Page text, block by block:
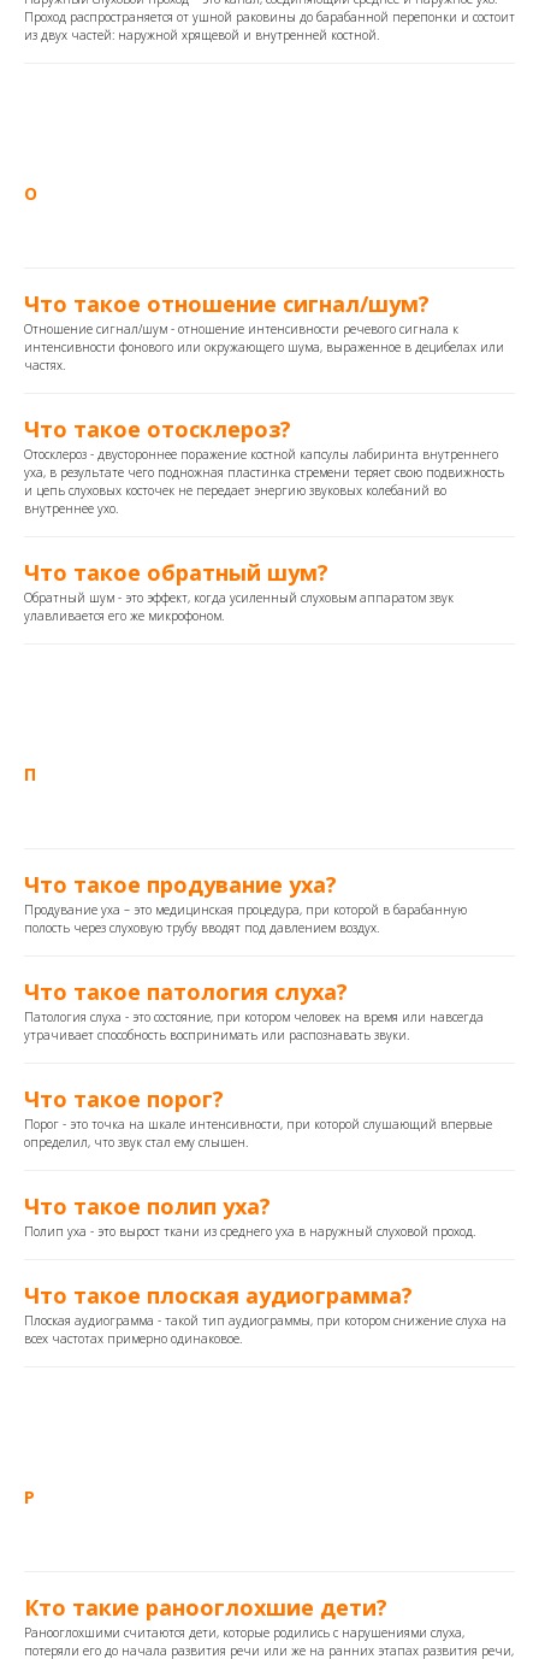
Проход распространяется от ушной раковины до барабанной перепонки и состоит
из двух частей: наружной хрящевой и внутренней костной.
О
Что такое отношение сигнал/шум?
Отношение сигнал/шум - отношение интенсивности речевого сигнала к
интенсивности фонового или окружающего шума, выраженное в децибелах или
частях.
Что такое отосклероз?
Отосклероз - двустороннее поражение костной капсулы лабиринта внутреннего
уха, в результате чего подножная пластинка стремени теряет свою подвижность
и цепь слуховых косточек не передает энергию звуковых колебаний во
внутреннее ухо.
Что такое обратный шум?
Обратный шум - это эффект, когда усиленный слуховым аппаратом звук
улавливается его же микрофоном.
П
Что такое продувание уха?
Продувание уха – это медицинская процедура, при которой в барабанную
полость через слуховую трубу вводят под давлением воздух.
Что такое патология слуха?
Патология слуха - это состояние, при котором человек на время или навсегда
утрачивает способность воспринимать или распознавать звуки.
Что такое порог?
Порог - это точка на шкале интенсивности, при которой слушающий впервые
определил, что звук стал ему слышен.
Что такое полип уха?
Полип уха - это вырост ткани из среднего уха в наружный слуховой проход.
Что такое плоская аудиограмма?
Плоская аудиограмма - такой тип аудиограммы, при котором снижение слуха на
всех частотах примерно одинаковое.
Р
Кто такие ранооглохшие дети?
Ранооглохшими считаются дети, которые родились с нарушениями слуха,
потеряли его до начала развития речи или же на ранних этапах развития речи,